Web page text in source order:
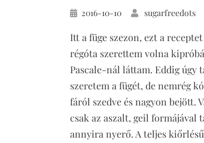
Közzétéve
2016-10-10 sugarfreedots
Itt a füge szezon, ezt a
régóta szerettem volna
Pascale-nál láttam. Eddig úgy
szeretem a fügét, de nemrég
fáról szedve és nagyon bejött.
csak az aszalt, geil formájával
annyira nyerő. A teljes